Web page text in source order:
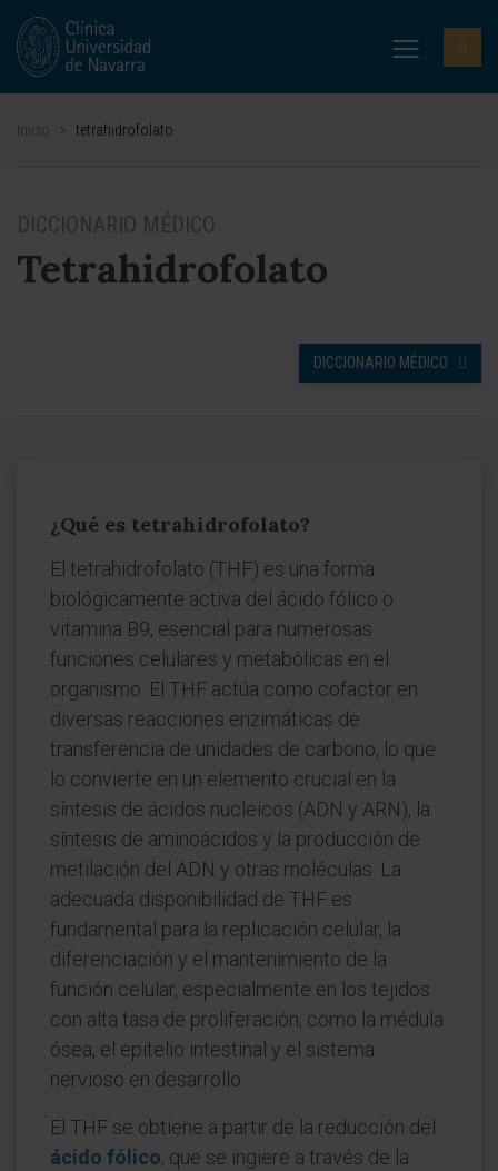
Inicio > tetrahidrofolato
DICCIONARIO MÉDICO
Tetrahidrofolato
DICCIONARIO MÉDICO
¿Qué es tetrahidrofolato?
El tetrahidrofolato (THF) es una forma
biológicamente activa del ácido fólico o
vitamina B9, esencial para numerosas
funciones celulares y metabólicas en el
organismo. El THF actúa como cofactor en
diversas reacciones enzimáticas de
transferencia de unidades de carbono, lo que
lo convierte en un elemento crucial en la
síntesis de ácidos nucleicos (ADN y ARN), la
síntesis de aminoácidos y la producción de
metilación del ADN y otras moléculas. La
adecuada disponibilidad de THF es
fundamental para la replicación celular, la
diferenciación y el mantenimiento de la
función celular, especialmente en los tejidos
con alta tasa de proliferación, como la médula
ósea, el epitelio intestinal y el sistema
nervioso en desarrollo.
El THF se obtiene a partir de la reducción del
ácido fólico, que se ingiere a través de la